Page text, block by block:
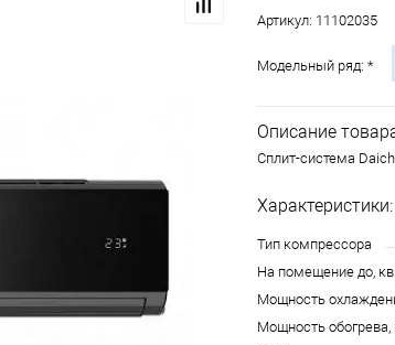
Артикул: 11102035
Модельный ряд: *
Описание
Сплит-система
Характеристики:
Тип компрессора
На помещение до,
Мощность
Мощность обогрева,